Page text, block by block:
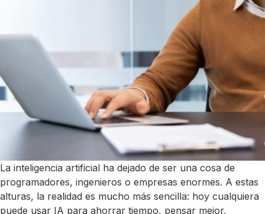
La inteligencia artificial ha dejado de ser una cosa de
programadores, ingenieros o empresas enormes. A estas
alturas, la realidad es mucho más sencilla: hoy cualquiera
puede usar IA para ahorrar tiempo, pensar mejor,